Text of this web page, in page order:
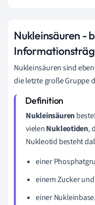
Nukleinsäuren -
Nukleinsäuren sind
die letzte große Gruppe
Nukleinsäuren
vielenNukleotiden,
Nukleotid besteht
einer
einem Zucker und
einer Nukleinbase.